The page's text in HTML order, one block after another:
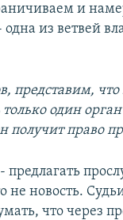
и
из ветвей
представим,
один
получит право
предлагать
не новость.
что через